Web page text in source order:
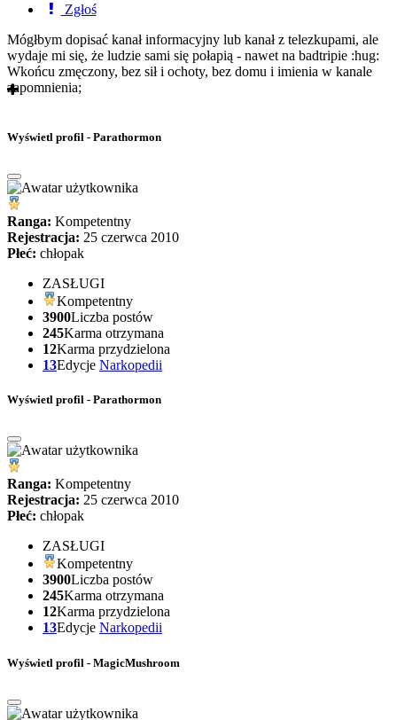
Zgłoś
Mógłbym dopisać kanał informacyjny lub kanał z telezkupami, ale
wydaje mi się, że ludzie sami się połapią - nawet na badtripie :hug:
Wkońcu zmęczony, bez sił i ochoty, bez domu i imienia w kanale
zapomnienia;
Wyświetl profil - Parathormon
Ranga: Kompetentny
Rejestracja: 25 czerwca 2010
Płeć: chłopak
ZASŁUGI
Kompetentny
3900Liczba postów
245Karma otrzymana
12Karma przydzielona
13Edycje Narkopedii
Wyświetl profil - Parathormon
Ranga: Kompetentny
Rejestracja: 25 czerwca 2010
Płeć: chłopak
ZASŁUGI
Kompetentny
3900Liczba postów
245Karma otrzymana
12Karma przydzielona
13Edycje Narkopedii
Wyświetl profil - MagicMushroom